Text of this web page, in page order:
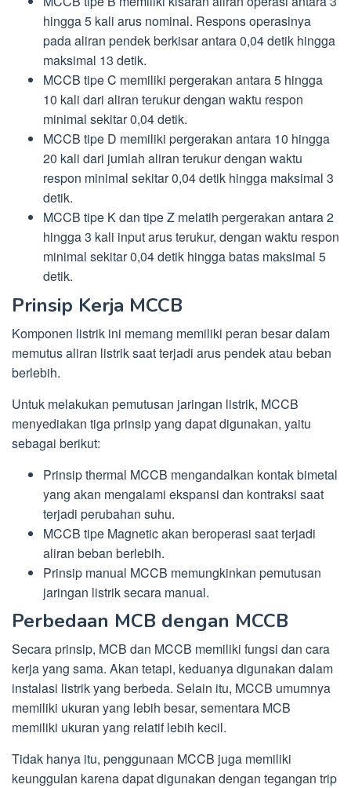
hingga 5 kali arus nominal. Respons operasinya
pada aliran pendek berkisar antara 0,04 detik hingga
maksimal 13 detik.
MCCB tipe C memiliki pergerakan antara 5 hingga
10 kali dari aliran terukur dengan waktu respon
minimal sekitar 0,04 detik.
MCCB tipe D memiliki pergerakan antara 10 hingga
20 kali dari jumlah aliran terukur dengan waktu
respon minimal sekitar 0,04 detik hingga maksimal 3
detik.
MCCB tipe K dan tipe Z melatih pergerakan antara 2
hingga 3 kali input arus terukur, dengan waktu respon
minimal sekitar 0,04 detik hingga batas maksimal 5
detik.
Prinsip Kerja MCCB
Komponen listrik ini memang memiliki peran besar dalam
memutus aliran listrik saat terjadi arus pendek atau beban
berlebih.
Untuk melakukan pemutusan jaringan listrik, MCCB
menyediakan tiga prinsip yang dapat digunakan, yaitu
sebagai berikut:
Prinsip thermal MCCB mengandalkan kontak bimetal
yang akan mengalami ekspansi dan kontraksi saat
terjadi perubahan suhu.
MCCB tipe Magnetic akan beroperasi saat terjadi
aliran beban berlebih.
Prinsip manual MCCB memungkinkan pemutusan
jaringan listrik secara manual.
Perbedaan MCB dengan MCCB
Secara prinsip, MCB dan MCCB memiliki fungsi dan cara
kerja yang sama. Akan tetapi, keduanya digunakan dalam
instalasi listrik yang berbeda. Selain itu, MCCB umumnya
memiliki ukuran yang lebih besar, sementara MCB
memiliki ukuran yang relatif lebih kecil.
Tidak hanya itu, penggunaan MCCB juga memiliki
keunggulan karena dapat digunakan dengan tegangan trip